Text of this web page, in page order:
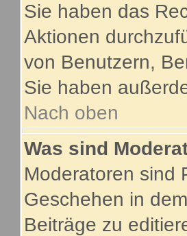
Sie haben das
Aktionen
von Benutzern,
Sie haben
Nach oben
Was sind
Moderatoren sind
Geschehen in
Beiträge zu